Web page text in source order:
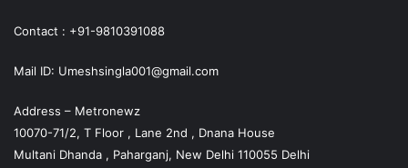
Contact : +91-9810391088
Mail ID: Umeshsingla001@gmail.com
Address – Metronewz
10070-71/2, T Floor , Lane 2nd , Dnana House
Multani Dhanda , Paharganj, New Delhi 110055 Delhi